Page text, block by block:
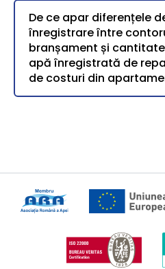
De ce apar diferențele
înregistrare între
branșament și
apă înregistrată de
de costuri din